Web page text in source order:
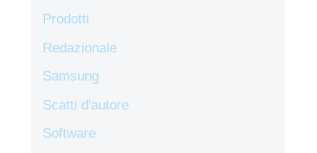
Prodotti
Redazionale
Samsung
Scatti d'autore
Software